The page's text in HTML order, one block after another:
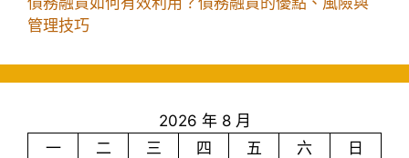
管理技巧
2026 年 8 月
一
二 三 四 五 六
日